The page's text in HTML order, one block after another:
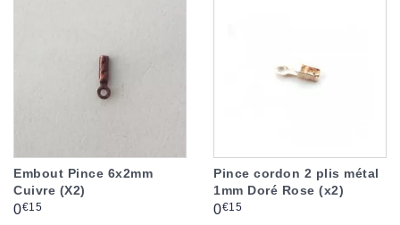
Embout Pince 6x2mm
Cuivre (X2)
Prix
0€15
Pince cordon 2 plis métal
1mm Doré Rose (x2)
Prix
0€15